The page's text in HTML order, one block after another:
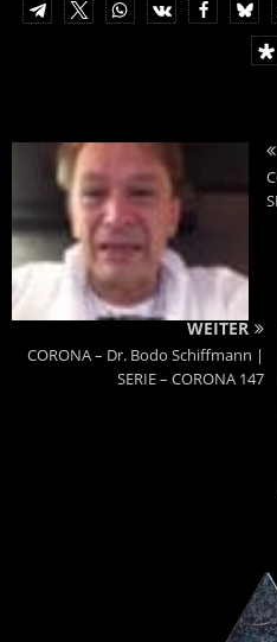
WEITER
CORONA – Dr. Bodo Schiffmann |
SERIE – CORONA 147